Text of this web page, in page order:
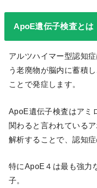
ApoE遺伝子検査とは
アルツハイマー型認知
う老廃物が脳内に蓄積
ことで発症します。
ApoE遺伝子検査はアミ
関わると言われている
解析することで、認知
特にApoE４は最も強力
子。